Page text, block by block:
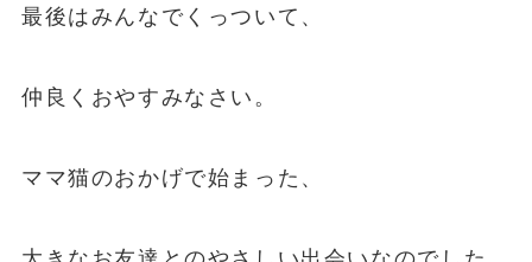
最後はみんなでくっついて、
仲良くおやすみなさい。
ママ猫のおかげで始まった、